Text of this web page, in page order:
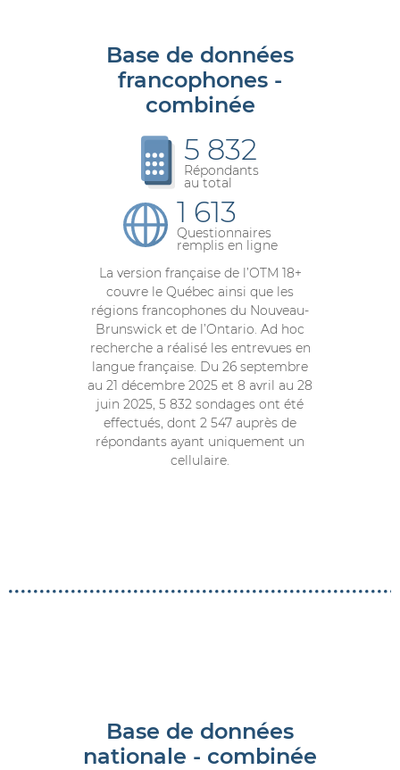
Base de données
francophones -
combinée
5 832
Répondants
au total
1 613
Questionnaires
remplis en ligne
La version française de l’OTM 18+
couvre le Québec ainsi que les
régions francophones du Nouveau-
Brunswick et de l’Ontario. Ad hoc
recherche a réalisé les entrevues en
langue française. Du 26 septembre
au 21 décembre 2025 et 8 avril au 28
juin 2025, 5 832 sondages ont été
effectués, dont 2 547 auprès de
répondants ayant uniquement un
cellulaire.
Base de données
nationale - combinée